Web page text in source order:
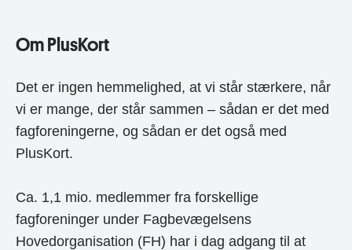
Om PlusKort
Det er ingen hemmelighed, at vi står stærkere, når
vi er mange, der står sammen – sådan er det med
fagforeningerne, og sådan er det også med
PlusKort.
Ca. 1,1 mio. medlemmer fra forskellige
fagforeninger under Fagbevægelsens
Hovedorganisation (FH) har i dag adgang til at